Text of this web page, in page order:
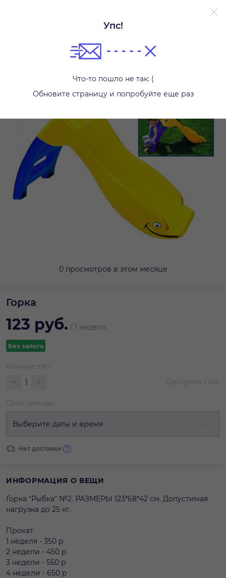
Упс!
Что-то пошло не так: (
Обновите страницу и попробуйте еще раз
0 просмотров в этом месяце
Горка
123 руб. / 1 неделя
Без залога
Количество
Доступно 1 шт.
Срок аренды
Выберите даты и время
Нет доставки
ИНФОРМАЦИЯ О ВЕЩИ
Горка "Рыбка" №2. РАЗМЕРЫ 123*68*42 см. Допустимая
нагрузка до 25 кг.
Прокат
1 неделя - 350 р
2 недели - 450 р
3 недели - 550 р
4 недели - 650 р